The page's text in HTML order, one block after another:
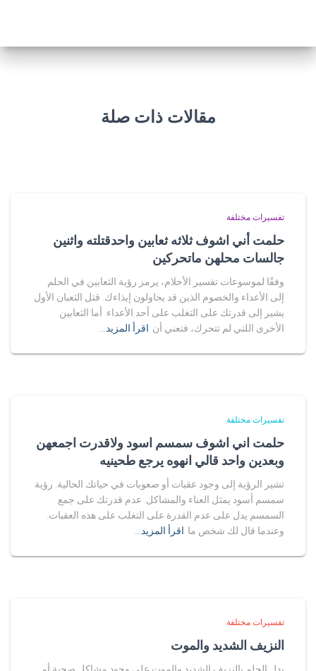
مقالات ذات صلة
تفسيرات مختلفة
حلمت أني اشوف ثلاثه ثعابين واحدقتلته واثنين
جالسات محلهن ماتحركين
وفقًا لموسوعات تفسير الأحلام، يرمز رؤية الثعابين في الحلم
إلى الأعداء والخصوم الذين قد يحاولون إيذاءك. قتل الثعبان الأول
يشير إلى قدرتك على التغلب على أحد الأعداء. أما الثعابين
الأخرى اللتي لم تتحرك، فتعني أن اقرأ المزيد…
تفسيرات مختلفة
حلمت اني اشوف سمسم اسود ولاقدرت اجمعهن
وبعدين واحد قالي انهوه يرجع طحينيه
تشير الرؤية إلى وجود عقبات أو صعوبات في حياتك الحالية. رؤية
سمسم أسود يمثل العناء والمشاكل. عدم قدرتك على جمع
السمسم يدل على عدم القدرة على التغلب على هذه العقبات.
وعندما قال لك شخص ما اقرأ المزيد…
تفسيرات مختلفة
النزيف الشديد والموت